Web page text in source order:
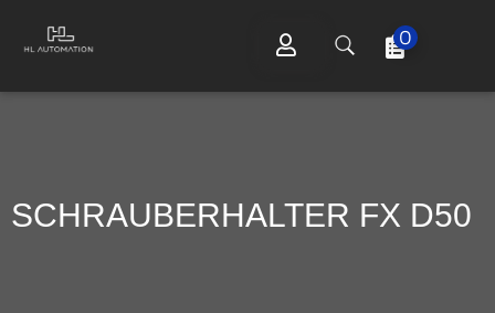
0
SCHRAUBERHALTER FX D50